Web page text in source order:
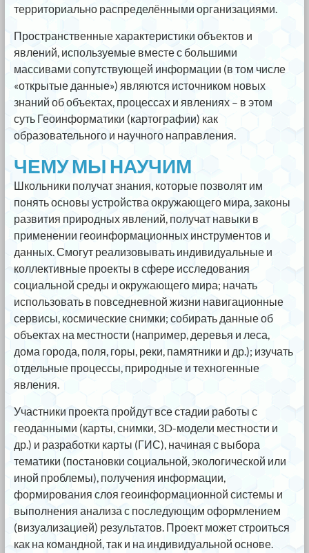
территориально распределёнными организациями.
Пространственные характеристики объектов и
явлений, используемые вместе с большими
массивами сопутствующей информации (в том числе
«открытые данные») являются источником новых
знаний об объектах, процессах и явлениях – в этом
суть Геоинформатики (картографии) как
образовательного и научного направления.
ЧЕМУ МЫ НАУЧИМ
Школьники получат знания, которые позволят им
понять основы устройства окружающего мира, законы
развития природных явлений, получат навыки в
применении геоинформационных инструментов и
данных. Смогут реализовывать индивидуальные и
коллективные проекты в сфере исследования
социальной среды и окружающего мира; начать
использовать в повседневной жизни навигационные
сервисы, космические снимки; собирать данные об
объектах на местности (например, деревья и леса,
дома города, поля, горы, реки, памятники и др.); изучать
отдельные процессы, природные и техногенные
явления.
Участники проекта пройдут все стадии работы с
геоданными (карты, снимки, 3D-модели местности и
др.) и разработки карты (ГИС), начиная с выбора
тематики (постановки социальной, экологической или
иной проблемы), получения информации,
формирования слоя геоинформационной системы и
выполнения анализа с последующим оформлением
(визуализацией) результатов. Проект может строиться
как на командной, так и на индивидуальной основе.